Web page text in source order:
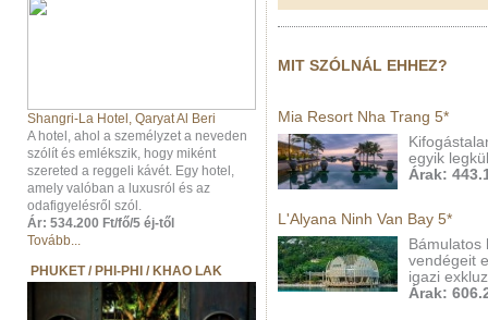
Shangri-La Hotel, Qaryat Al Beri
A hotel, ahol a személyzet a neveden
szólít és emlékszik, hogy miként
szereted a reggeli kávét. Egy hotel,
amely valóban a luxusról és az
odafigyelésről szól.
Ár: 534.200 Ft/fő/5 éj-től
Tovább...
PHUKET / PHI-PHI / KHAO LAK
MIT SZÓLNÁL EHHEZ?
Mia Resort Nha Trang 5*
egyik
Árak:
L'Alyana Ninh Van Bay 5*
Bámulatos
vendégeit
igazi
Árak: